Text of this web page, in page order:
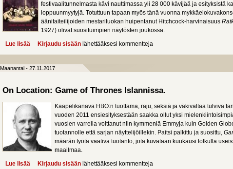
festivaalitunnelmasta kävi nauttimassa yli 28 000 kävijää ja esityksistä
loppuunmyytyjä. Totuttuun tapaan myös tänä vuonna
äänitaiteilijoiden mestariluokan huipentanut Hitchcock-harvinaisuus
1927) olivat suosituimpien näytösten joukossa.
Lue lisää about Sodankylän elokuvajuhlat 2018
Kirjaudu sisään lähettääksesi kommentteja
Maanantai - 27.11.2017
On Location: Game of Thrones Islannissa.
Kaapelikanava HBO:n tuottama, raju, seksiä ja väkivaltaa tulviva
vuoden 2011 ensiesityksestään saakka ollut yksi
vuosien varrella voittanut niin kymmeniä Emmyja kuin Golden
tuotannolle että sarjan näyttelijöillekin. Paitsi palkittu ja suosittu,
määrän työtä vaativa tuotanto, jota kuvataan kuukausi tolkulla
maailmaa.
Lue lisää about On Location: Game of Thrones Islannissa.
Kirjaudu sisään lähettääksesi kommentteja